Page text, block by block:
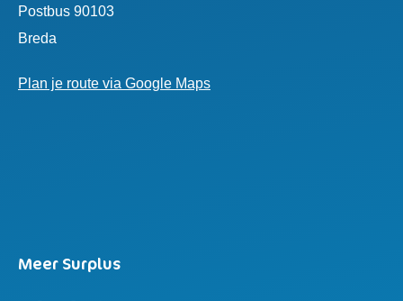
Postbus 90103
Breda
Plan je route via Google Maps
Meer Surplus